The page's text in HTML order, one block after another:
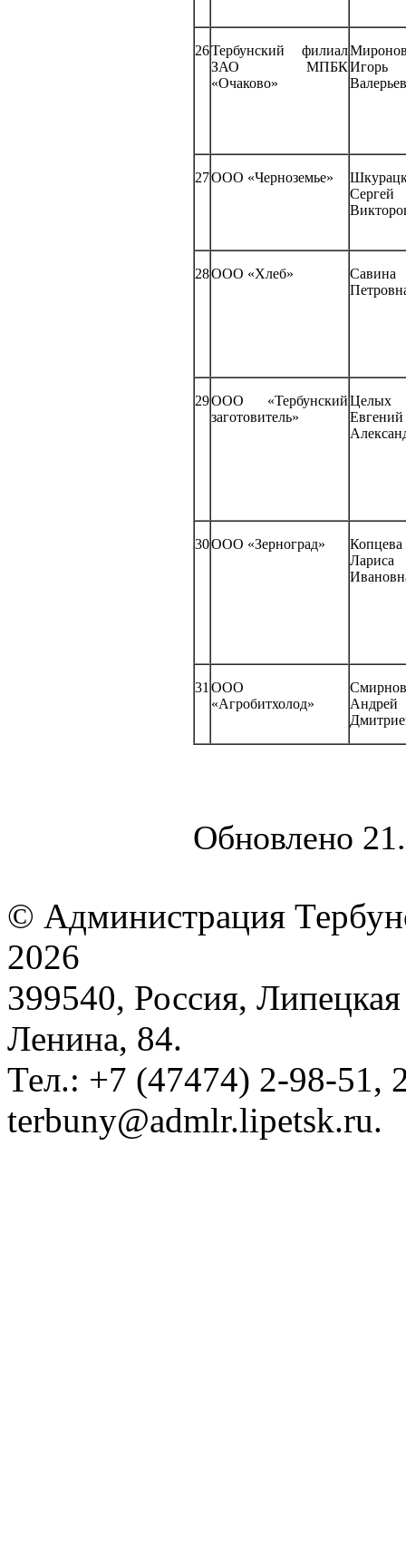
26Тербунский филиал
ЗАО МПБК
«Очаково»
Игорь
27ООО «Черноземье»
Сергей
28ООО «Хлеб»
29ООО «Тербунский
заготовитель»
Целых
Евгений
30ООО «Зерноград»
Копцева
Лариса
31 ООО
«Агробитхолод»
Смирнов
Андрей
Обновлено
© Администрация
2026
399540, Россия,
Ленина, 84.
Тел.: +7 (47474) 2-98-51,
terbuny@admlr.lipetsk.ru.